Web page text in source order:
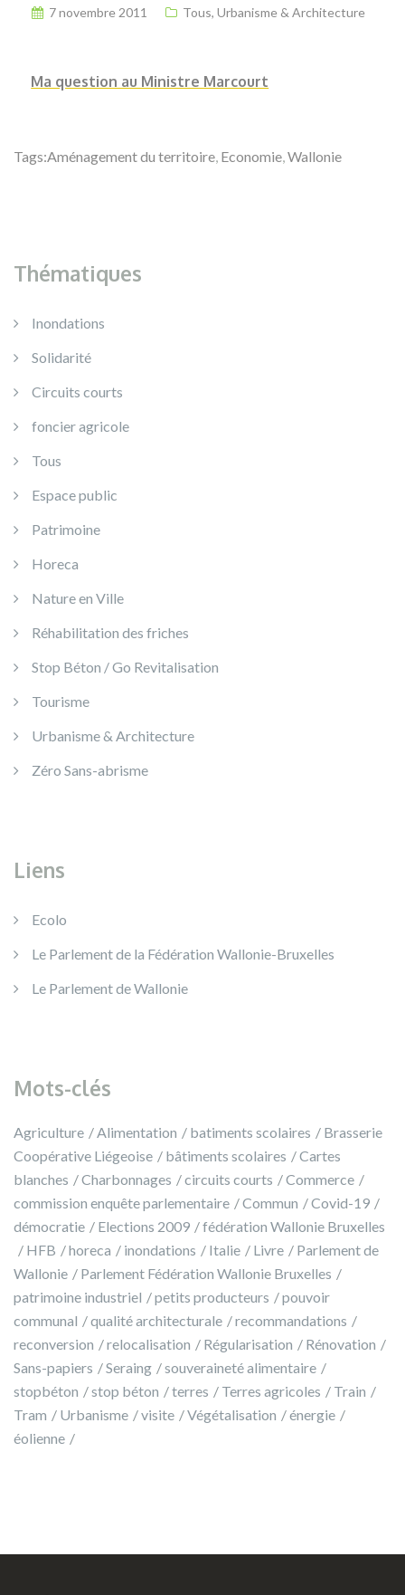
7 novembre 2011 Tous, Urbanisme & Architecture
Ma question au Ministre Marcourt
Tags:Aménagement du territoire, Economie,Wallonie
Thématiques
Inondations
Solidarité
Circuits courts
foncier agricole
Tous
Espace public
Patrimoine
Horeca
Nature en Ville
Réhabilitation des friches
Stop Béton / Go Revitalisation
Tourisme
Urbanisme & Architecture
Zéro Sans-abrisme
Liens
Ecolo
Le Parlement de la Fédération Wallonie-Bruxelles
Le Parlement de Wallonie
Mots-clés
Agriculture Alimentation batiments scolaires
Brasserie
Coopérative Liégeoise
bâtiments scolaires
Cartes
blanches
Charbonnages circuits courts
Commerce
commission enquête parlementaire
Commun
Covid-19
démocratie
Elections 2009
fédération Wallonie Bruxelles
HFB
horeca inondations Italie Livre
Parlement de
Wallonie
Parlement Fédération Wallonie Bruxelles
patrimoine industriel
petits producteurs
pouvoir
communal
qualité architecturale
recommandations
reconversion
relocalisation Régularisation
Rénovation
Sans-papiers
Seraing
souveraineté alimentaire
stopbéton
stop béton terres Terres agricoles
Train
Tram
Urbanisme visite Végétalisation
énergie
éolienne